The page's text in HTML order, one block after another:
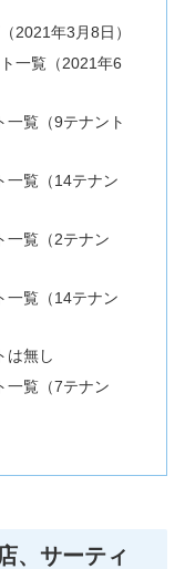
2021年3月8日）
一覧（2021年6
一覧（9テナント
一覧（14テナン
一覧（2テナン
一覧（14テナン
は無し
一覧（7テナン
、サーティ